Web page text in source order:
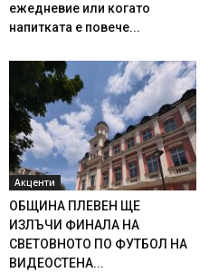
ежедневие или когато
напитката е повече...
Акценти
ОБЩИНА ПЛЕВЕН ЩЕ
ИЗЛЪЧИ ФИНАЛА НА
СВЕТОВНОТО ПО ФУТБОЛ НА
ВИДЕОСТЕНА...